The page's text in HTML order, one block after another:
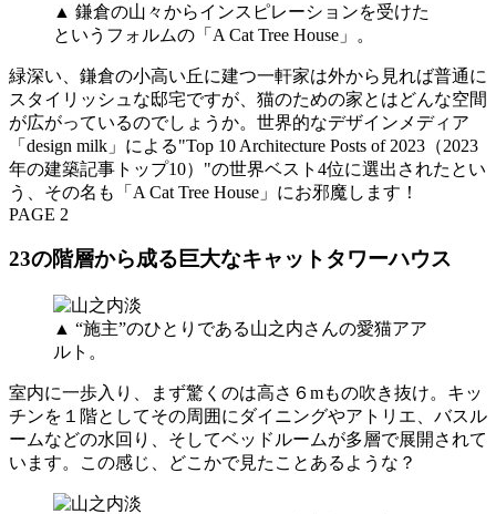
▲ 鎌倉の山々からインスピレーションを受けた
というフォルムの「A Cat Tree House」。
緑深い、鎌倉の小高い丘に建つ一軒家は外から見れば普通に
スタイリッシュな邸宅ですが、猫のための家とはどんな空間
が広がっているのでしょうか。世界的なデザインメディア
「design milk」による"Top 10 Architecture Posts of 2023（2023
年の建築記事トップ10）"の世界ベスト4位に選出されたとい
う、その名も「A Cat Tree House」にお邪魔します！
PAGE 2
23の階層から成る巨大なキャットタワーハウス
▲ “施主”のひとりである山之内さんの愛猫アア
ルト。
室内に一歩入り、まず驚くのは高さ６mもの吹き抜け。キッ
チンを１階としてその周囲にダイニングやアトリエ、バスル
ームなどの水回り、そしてベッドルームが多層で展開されて
います。この感じ、どこかで見たことあるような？